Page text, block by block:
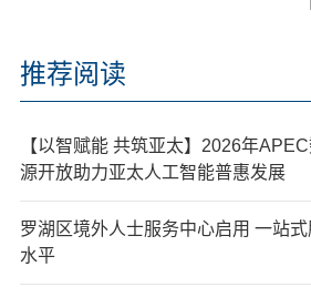
推荐阅读
【以智赋能 共筑亚太】2026年
源开放助力亚太人工智能普惠发展
罗湖区境外人士服务中心启用 一站
水平